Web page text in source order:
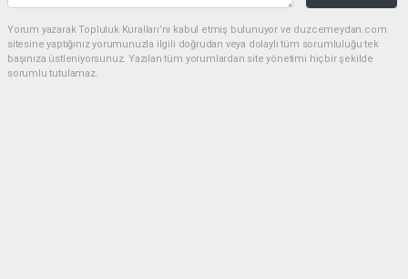
Yorum yazarak Topluluk Kuralları’nı kabul etmiş bulunuyor ve duzcemeydan.com
sitesine yaptığınız yorumunuzla ilgili doğrudan veya dolaylı tüm sorumluluğu tek
başınıza üstleniyorsunuz. Yazılan tüm yorumlardan site yönetimi hiçbir şekilde
sorumlu tutulamaz.